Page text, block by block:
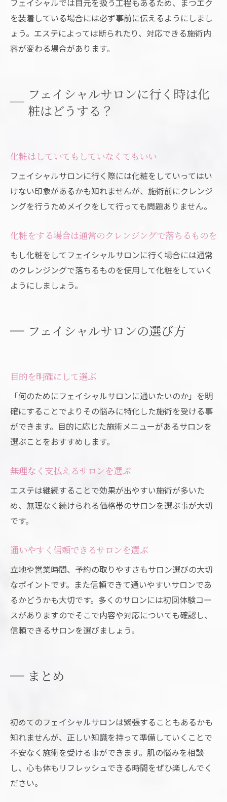
フェイシャルでは目元を扱う工程もあるため、まつエク
を装着している場合には必ず事前に伝えるようにしまし
ょう。エステによっては断られたり、対応できる施術内
容が変わる場合があります。
フェイシャルサロンに行く時は化
粧はどうする？
化粧はしていてもしていなくてもいい
フェイシャルサロンに行く際には化粧をしていってはい
けない印象があるかも知れませんが、施術前にクレンジ
ングを行うためメイクをして行っても問題ありません。
化粧をする場合は通常のクレンジングで落ちるものを
もし化粧をしてフェイシャルサロンに行く場合には通常
のクレンジングで落ちるものを使用して化粧をしていく
ようにしましょう。
フェイシャルサロンの選び方
目的を明確にして選ぶ
「何のためにフェイシャルサロンに通いたいのか」を明
確にすることでよりその悩みに特化した施術を受ける事
ができます。目的に応じた施術メニューがあるサロンを
選ぶことをおすすめします。
無理なく支払えるサロンを選ぶ
エステは継続することで効果が出やすい施術が多いた
め、無理なく続けられる価格帯のサロンを選ぶ事が大切
です。
通いやすく信頼できるサロンを選ぶ
立地や営業時間、予約の取りやすさもサロン選びの大切
なポイントです。また信頼できて通いやすいサロンであ
るかどうかも大切です。多くのサロンには初回体験コー
スがありますのでそこで内容や対応についても確認し、
信頼できるサロンを選びましょう。
まとめ
初めてのフェイシャルサロンは緊張することもあるかも
知れませんが、正しい知識を持って準備していくことで
不安なく施術を受ける事ができます。肌の悩みを相談
し、心も体もリフレッシュできる時間をぜひ楽しんでく
ださい。